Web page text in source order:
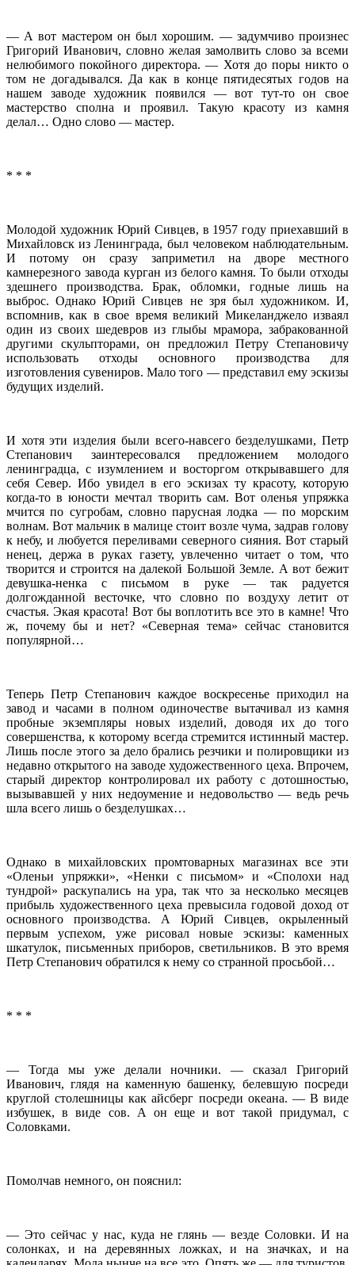
— А вот мастером он был хорошим. — задумчиво произнес
Григорий Иванович, словно желая замолвить слово за всеми
нелюбимого покойного директора. — Хотя до поры никто о
том не догадывался. Да как в конце пятидесятых годов на
нашем заводе художник появился — вот тут-то он свое
мастерство сполна и проявил. Такую красоту из камня
делал… Одно слово — мастер.
* * *
Молодой художник Юрий Сивцев, в 1957 году приехавший в
Михайловск из Ленинграда, был человеком наблюдательным.
И потому он сразу заприметил на дворе местного
камнерезного завода курган из белого камня. То были отходы
здешнего производства. Брак, обломки, годные лишь на
выброс. Однако Юрий Сивцев не зря был художником. И,
вспомнив, как в свое время великий Микеланджело изваял
один из своих шедевров из глыбы мрамора, забракованной
другими скульпторами, он предложил Петру Степановичу
использовать отходы основного производства для
изготовления сувениров. Мало того — представил ему эскизы
будущих изделий.
И хотя эти изделия были всего-навсего безделушками, Петр
Степанович заинтересовался предложением молодого
ленинградца, с изумлением и восторгом открывавшего для
себя Север. Ибо увидел в его эскизах ту красоту, которую
когда-то в юности мечтал творить сам. Вот оленья упряжка
мчится по сугробам, словно парусная лодка — по морским
волнам. Вот мальчик в малице стоит возле чума, задрав голову
к небу, и любуется переливами северного сияния. Вот старый
ненец, держа в руках газету, увлеченно читает о том, что
творится и строится на далекой Большой Земле. А вот бежит
девушка-ненка с письмом в руке — так радуется
долгожданной весточке, что словно по воздуху летит от
счастья. Экая красота! Вот бы воплотить все это в камне! Что
ж, почему бы и нет? «Северная тема» сейчас становится
популярной…
Теперь Петр Степанович каждое воскресенье приходил на
завод и часами в полном одиночестве вытачивал из камня
пробные экземпляры новых изделий, доводя их до того
совершенства, к которому всегда стремится истинный мастер.
Лишь после этого за дело брались резчики и полировщики из
недавно открытого на заводе художественного цеха. Впрочем,
старый директор контролировал их работу с дотошностью,
вызывавшей у них недоумение и недовольство — ведь речь
шла всего лишь о безделушках…
Однако в михайловских промтоварных магазинах все эти
«Оленьи упряжки», «Ненки с письмом» и «Сполохи над
тундрой» раскупались на ура, так что за несколько месяцев
прибыль художественного цеха превысила годовой доход от
основного производства. А Юрий Сивцев, окрыленный
первым успехом, уже рисовал новые эскизы: каменных
шкатулок, письменных приборов, светильников. В это время
Петр Степанович обратился к нему со странной просьбой…
* * *
— Тогда мы уже делали ночники. — сказал Григорий
Иванович, глядя на каменную башенку, белевшую посреди
круглой столешницы как айсберг посреди океана. — В виде
избушек, в виде сов. А он еще и вот такой придумал, с
Соловками.
Помолчав немного, он пояснил:
— Это сейчас у нас, куда не глянь — везде Соловки. И на
солонках, и на деревянных ложках, и на значках, и на